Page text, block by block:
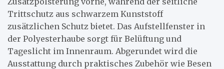
Trittschutz aus schwarzem Kunststoff
zusätzlichen Schutz bietet. Das Aufstellfenster in
der Polyesterhaube sorgt für Belüftung und
Tageslicht im Innenraum. Abgerundet wird die
Ausstattung durch praktisches Zubehör wie Besen